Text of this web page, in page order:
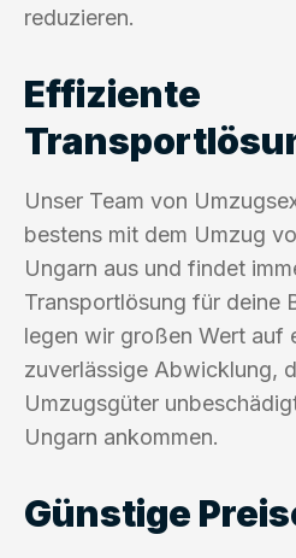
reduzieren.
Effiziente
Unser Team von
bestens mit dem Umzug
Ungarn aus und findet
Transportlösung für deine
legen wir großen Wert auf
zuverlässige Abwicklung,
Umzugsgüter
Ungarn ankommen.
Günstige